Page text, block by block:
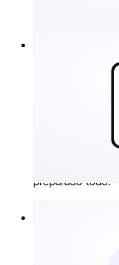
En caso de
Informe de
historial GPS
real y enlace
policía como a
Ya no tiene que
preparado todo.
Cada